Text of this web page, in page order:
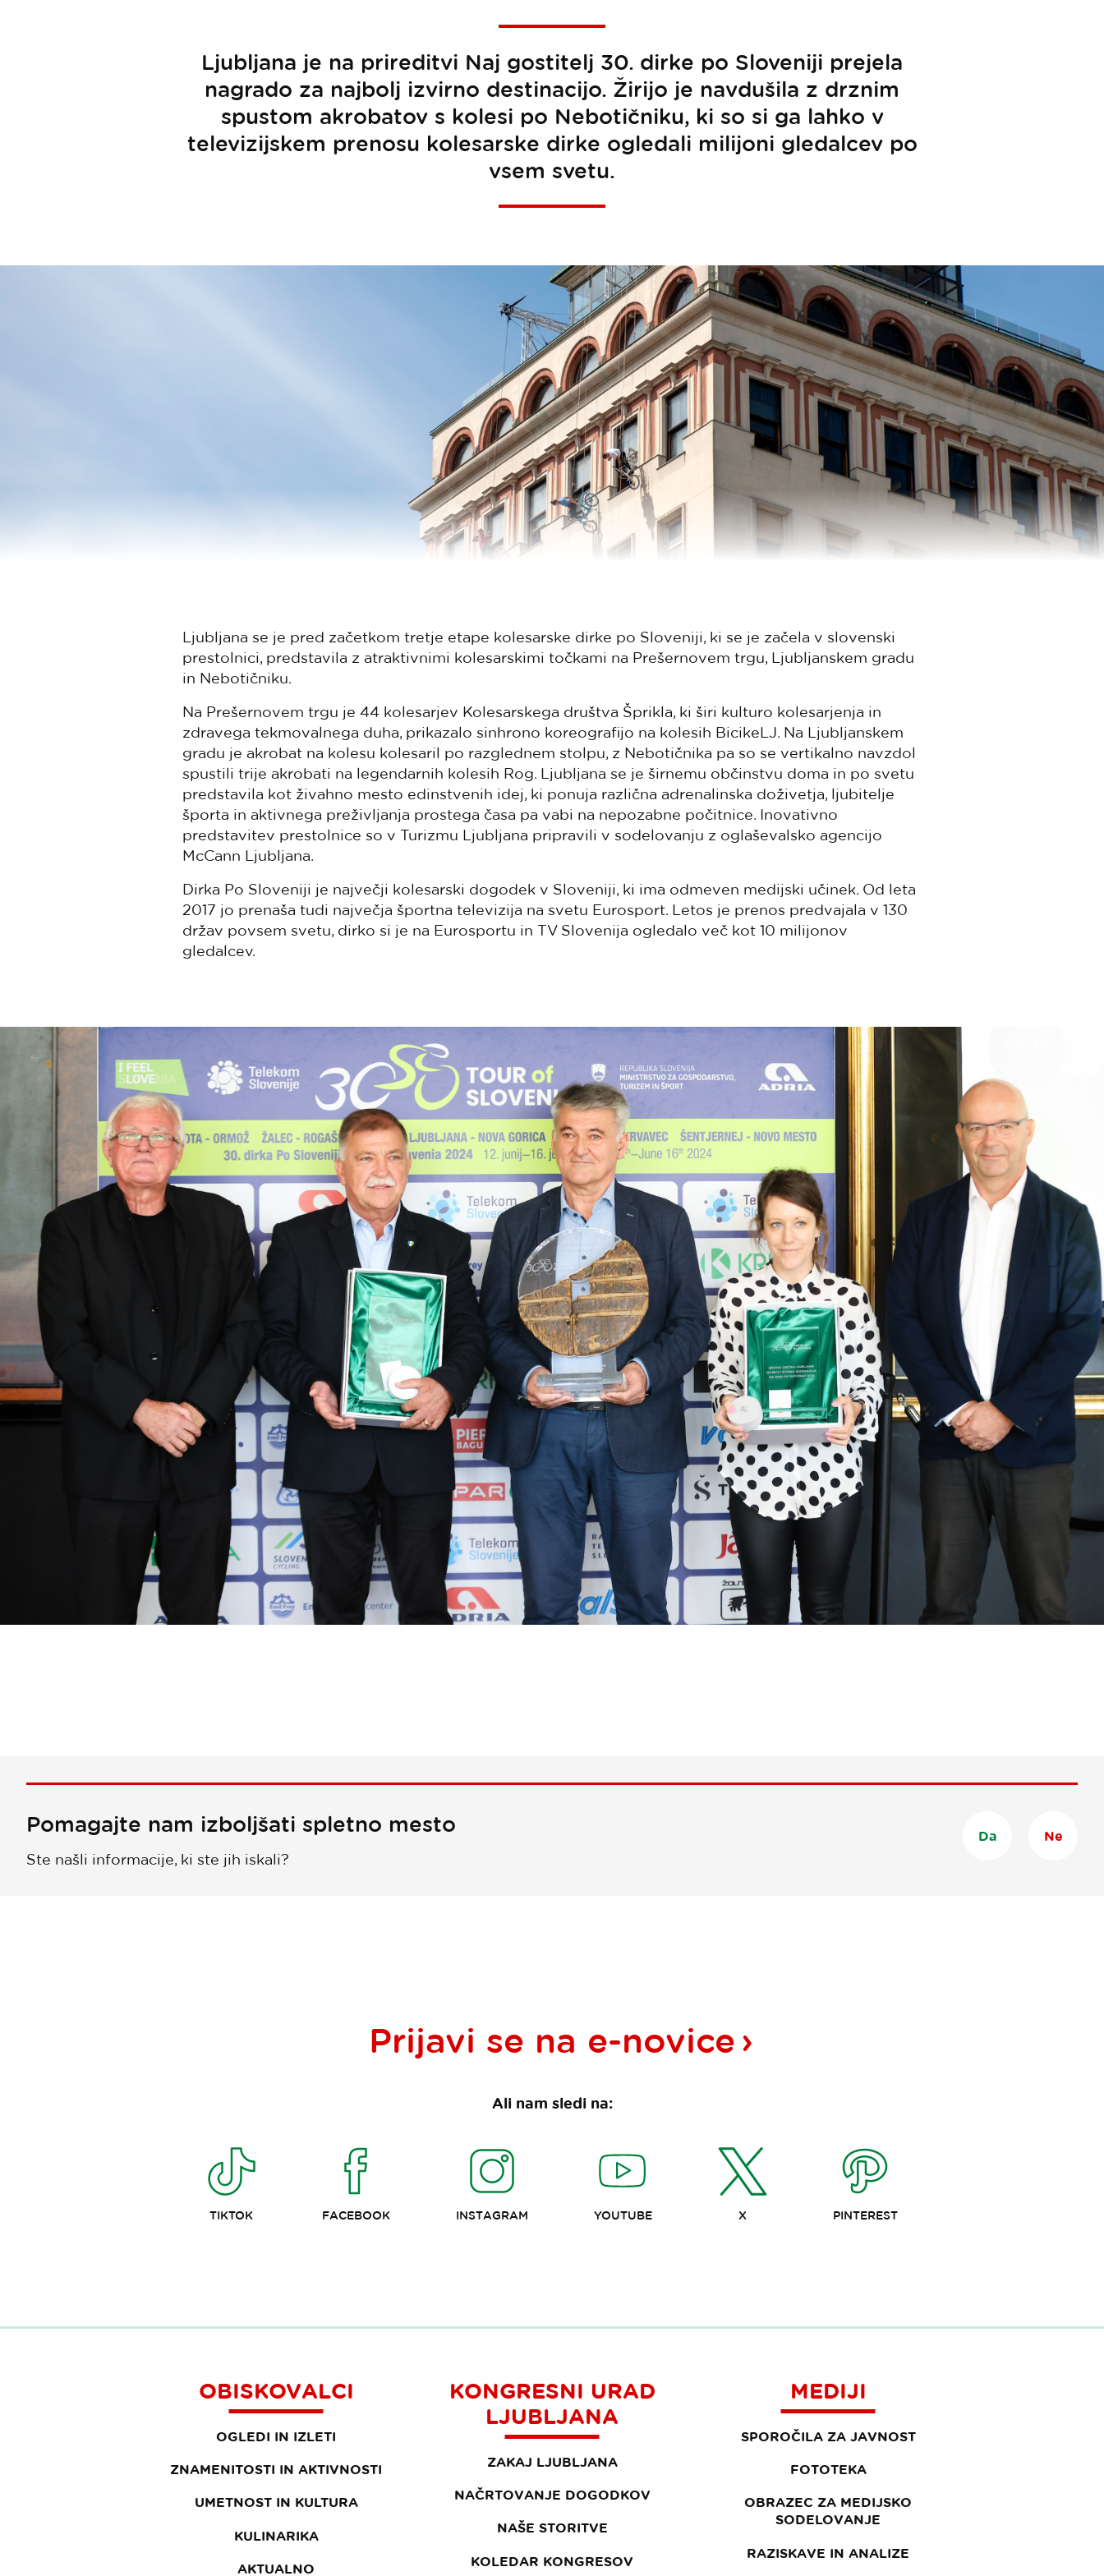
Ljubljana je na prireditvi Naj gostitelj 30. dirke po Sloveniji prejela
nagrado za najbolj izvirno destinacijo. Žirijo je navdušila z drznim
spustom akrobatov s kolesi po Nebotičniku, ki so si ga lahko v
televizijskem prenosu kolesarske dirke ogledali milijoni gledalcev po
vsem svetu.
Ljubljana se je pred začetkom tretje etape kolesarske dirke po Sloveniji, ki se je začela v slovenski
prestolnici, predstavila z atraktivnimi kolesarskimi točkami na Prešernovem trgu, Ljubljanskem gradu
in Nebotičniku.
Na Prešernovem trgu je 44 kolesarjev Kolesarskega društva Šprikla, ki širi kulturo kolesarjenja in
zdravega tekmovalnega duha, prikazalo sinhrono koreografijo na kolesih BicikeLJ. Na Ljubljanskem
gradu je akrobat na kolesu kolesaril po razglednem stolpu, z Nebotičnika pa so se vertikalno navzdol
spustili trije akrobati na legendarnih kolesih Rog. Ljubljana se je širnemu občinstvu doma in po svetu
predstavila kot živahno mesto edinstvenih idej, ki ponuja različna adrenalinska doživetja, ljubitelje
športa in aktivnega preživljanja prostega časa pa vabi na nepozabne počitnice. Inovativno
predstavitev prestolnice so v Turizmu Ljubljana pripravili v sodelovanju z oglaševalsko agencijo
McCann Ljubljana.
Dirka Po Sloveniji je največji kolesarski dogodek v Sloveniji, ki ima odmeven medijski učinek. Od leta
2017 jo prenaša tudi največja športna televizija na svetu Eurosport. Letos je prenos predvajala v 130
držav povsem svetu, dirko si je na Eurosportu in TV Slovenija ogledalo več kot 10 milijonov
gledalcev.
Pomagajte nam izboljšati spletno mesto
Ste našli informacije, ki ste jih iskali?
Da Ne
Prijavi se na e-novice
Ali nam sledi na:
TIKTOK FACEBOOK INSTAGRAM YOUTUBE X PINTEREST
OBISKOVALCI
OGLEDI IN IZLETI
ZNAMENITOSTI IN AKTIVNOSTI
UMETNOST IN KULTURA
KULINARIKA
AKTUALNO
KONGRESNI URAD
LJUBLJANA
ZAKAJ LJUBLJANA
NAČRTOVANJE DOGODKOV
NAŠE STORITVE
KOLEDAR KONGRESOV
MEDIJI
SPOROČILA ZA JAVNOST
FOTOTEKA
OBRAZEC ZA MEDIJSKO
SODELOVANJE
RAZISKAVE IN ANALIZE